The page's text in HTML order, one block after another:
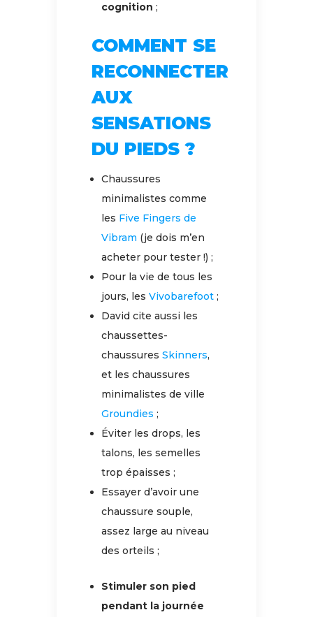
cognition ;
COMMENT SE
RECONNECTER
AUX
SENSATIONS
DU PIEDS ?
Chaussures
minimalistes comme
les Five Fingers de
Vibram (je dois m’en
acheter pour tester !) ;
Pour la vie de tous les
jours, les Vivobarefoot;
David cite aussi les
chaussettes-
chaussures Skinners,
et les chaussures
minimalistes de ville
Groundies ;
Éviter les drops, les
talons, les semelles
trop épaisses ;
Essayer d’avoir une
chaussure souple,
assez large au niveau
des orteils ;
Stimuler son pied
pendant la journée